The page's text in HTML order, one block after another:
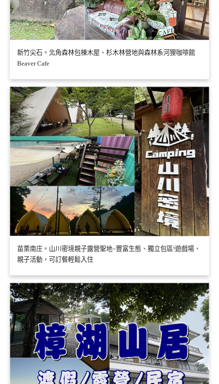
新竹尖石。北角森林包棟木屋、杉木林營地與森林系河狸咖啡館
Beaver Cafe
苗栗南庄。山川密境親子露營聖地~豐富生態、獨立包區!遊戲場、
親子活動，可訂餐輕鬆入住